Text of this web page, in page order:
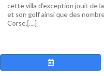
cette villa d’exception jouit de
et son golf ainsi que des
Corse.[....]